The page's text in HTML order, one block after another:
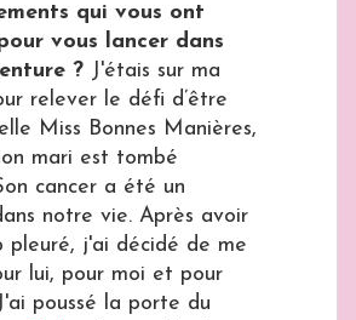
qui vous ont
vous lancer dans
?J'étais sur ma
relever le défi d’être
Miss Bonnes Manières,
mari est tombé
cancer a été un
notre vie. Après avoir
pleuré, j'ai décidé de me
lui, pour moi et pour
poussé la porte du